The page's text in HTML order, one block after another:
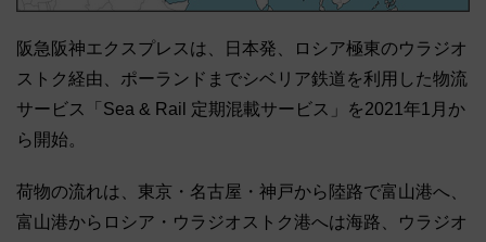
阪急阪神エクスプレスは、日本発、ロシア極東のウラジオ
ストク経由、ポーランドまでシベリア鉄道を利用した物流
サービス「Sea & Rail 定期混載サービス」を2021年1月か
ら開始。
荷物の流れは、東京・名古屋・神戸から陸路で富山港へ、
富山港からロシア・ウラジオストク港へは海路、ウラジオ